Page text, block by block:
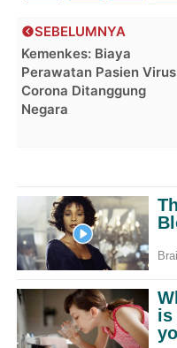
SEBELUMNYA
Kemenkes: Biaya
Perawatan Pasien Virus
Corona Ditanggung
Negara